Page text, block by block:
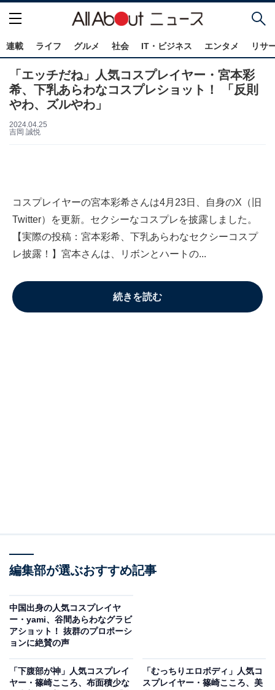
連載 ライフ グルメ 社会 IT・ビジネス エンタメ リサ
「エッチだね」人気コスプレイヤー・宮本彩
希、下乳あらわなコスプレショット！ 「反則
やわ、ズルやわ」
2024.04.25
吉岡 誠悦
コスプレイヤーの宮本彩希さんは4月23日、自身のX（旧
Twitter）を更新。セクシーなコスプレを披露しました。
【実際の投稿：宮本彩希、下乳あらわなセクシーコスプ
レ披露！】宮本さんは、リボンとハートの...
続きを読む
編集部が選ぶおすすめ記事
中国出身の人気コスプレイヤ
ー・yami、谷間あらわなグラビ
アショット！ 抜群のプロポーシ
ョンに絶賛の声
「下腹部が神」人気コスプレイ
ヤー・篠崎こころ、布面積少な
「むっちりエロボディ」人気コ
スプレイヤー・篠崎こころ、美